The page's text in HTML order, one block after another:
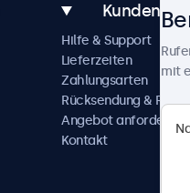
Hilfe & Support
Lieferzeiten
Zahlungsarten
Rücksendung &
Angebot anfordern
Kontakt
mit